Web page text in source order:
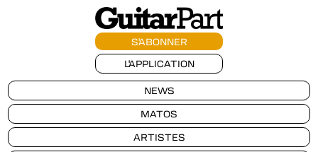
S'ABONNER
L'APPLICATION
NEWS
MATOS
ARTISTES